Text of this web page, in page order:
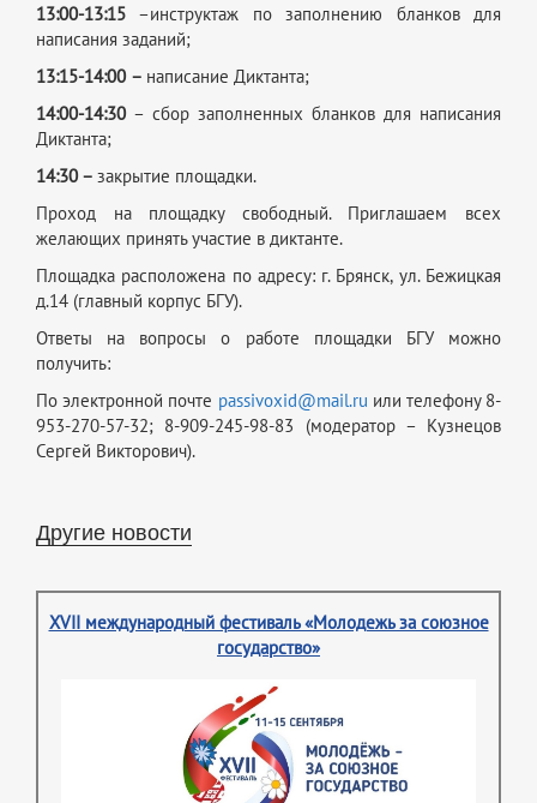
13:00-13:15 –инструктаж по заполнению бланков для
написания заданий;
13:15-14:00 – написание Диктанта;
14:00-14:30– сбор заполненных бланков для написания
Диктанта;
14:30 – закрытие площадки.
Проход на площадку свободный. Приглашаем всех
желающих принять участие в диктанте.
Площадка расположена по адресу: г. Брянск, ул. Бежицкая
д.14 (главный корпус БГУ).
Ответы на вопросы о работе площадки БГУ можно
получить:
По электронной почте passivoxid@mail.ru или телефону 8-
953-270-57-32; 8-909-245-98-83 (модератор – Кузнецов
Сергей Викторович).
Другие новости
XVII международный фестиваль «Молодежь за союзное
государство»